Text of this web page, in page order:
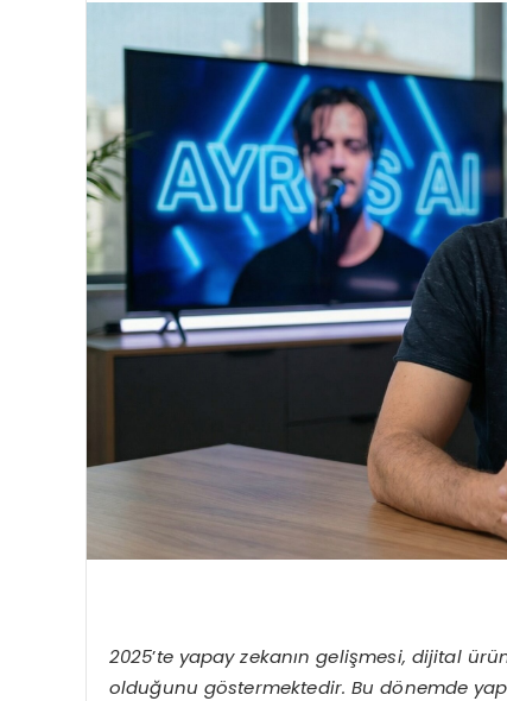
2025’te yapay zekanın gelişmesi, dijital
olduğunu göstermektedir. Bu dönemde